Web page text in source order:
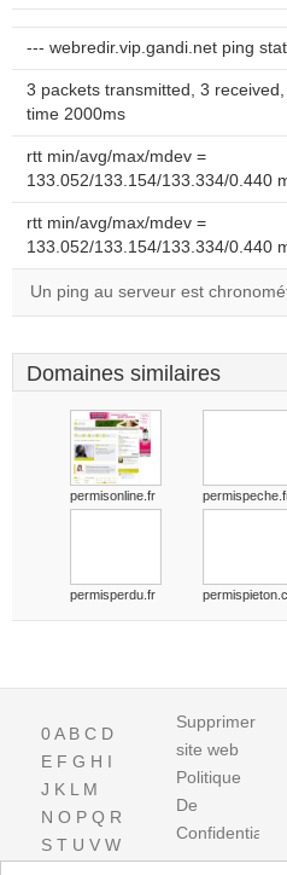
--- webredir.vip.gandi.net ping
3 packets transmitted, 3
time 2000ms
rtt min/avg/max/mdev =
133.052/133.154/133.334/0.440
rtt min/avg/max/mdev =
133.052/133.154/133.334/0.440
Un ping au serveur est
Domaines similaires
permisonline.fr
permisperdu.fr
0A B C D
E F G H I
J K L M
N O P Q R
S T U V W
Supprimer
site web
Politique
De
Confidentialite